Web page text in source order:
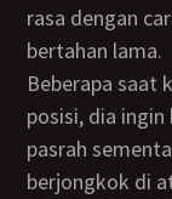
rasa dengan
bertahan lama.
Beberapa saat kemudian Tante Anis minta ganti
posisi, dia
pasrah
berjongkok di